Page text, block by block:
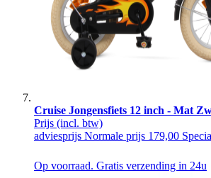
Cruise Jongensfiets 12 inch - Mat
Prijs (incl. btw)
adviesprijs Normale prijs 179,00
Op voorraad. Gratis verzending in 24u